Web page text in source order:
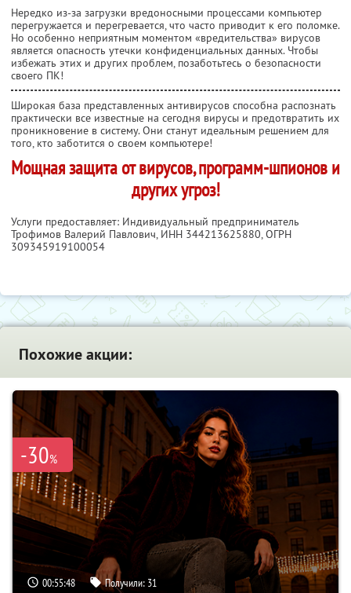
Нередко из-за загрузки вредоносными процессами компьютер
перегружается и перегревается, что часто приводит к его поломке.
Но особенно неприятным моментом «вредительства» вирусов
является опасность утечки конфиденциальных данных. Чтобы
избежать этих и других проблем, позаботьтесь о безопасности
своего ПК!
Широкая база представленных антивирусов способна распознать
практически все известные на сегодня вирусы и предотвратить их
проникновение в систему. Они станут идеальным решением для
того, кто заботится о своем компьютере!
Мощная защита от вирусов, программ-шпионов и
других угроз!
Услуги предоставляет: Индивидуальный предприниматель
Трофимов Валерий Павлович, ИНН 344213625880, ОГРН
309345919100054
Похожие акции:
-30%
00:55:47 Получили: 31